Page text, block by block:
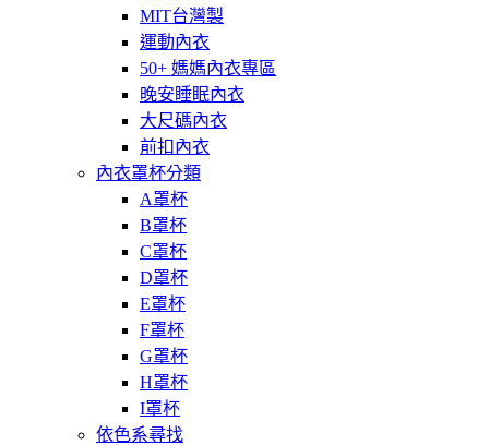
MIT台灣製
運動內衣
50+ 媽媽內衣專區
晚安睡眠內衣
大尺碼內衣
前扣內衣
內衣罩杯分類
A罩杯
B罩杯
C罩杯
D罩杯
E罩杯
F罩杯
G罩杯
H罩杯
I罩杯
依色系尋找